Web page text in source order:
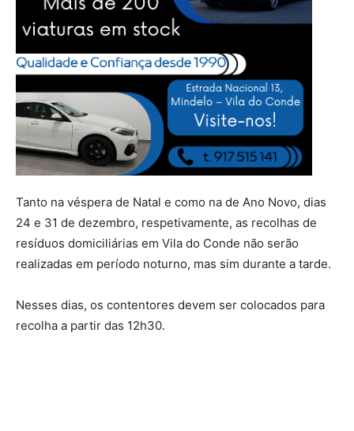
Tanto na véspera de Natal e como na de Ano Novo, dias
24 e 31 de dezembro, respetivamente, as recolhas de
resíduos domiciliárias em Vila do Conde não serão
realizadas em período noturno, mas sim durante a tarde.
Nesses dias, os contentores devem ser colocados para
recolha a partir das 12h30.